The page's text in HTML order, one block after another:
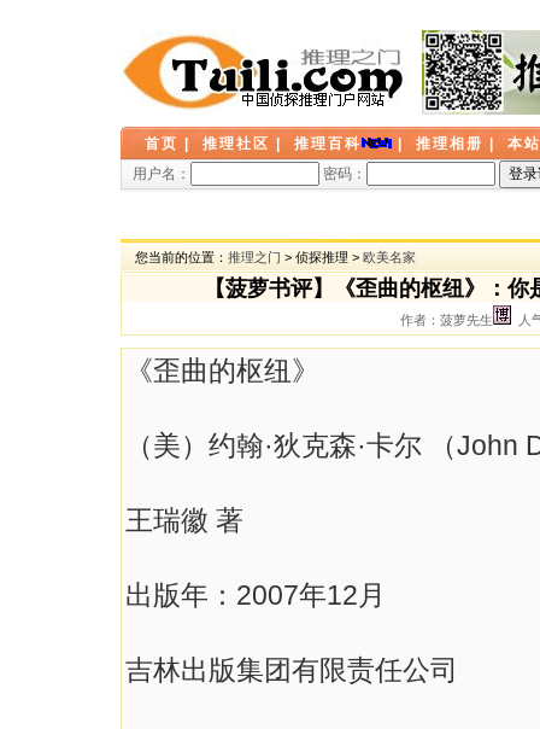
首页 推理社区 推理百科 推理相册
本
用户名：
密码：
您当前的位置： 推理之门 > 侦探推理 > 欧美名家
【菠萝书评】《歪曲的枢纽》：
作者：菠萝先生 人
《歪曲的枢纽》
（美）约翰·狄克森·卡尔 （John
王瑞徽 著
出版年：2007年12月
吉林出版集团有限责任公司